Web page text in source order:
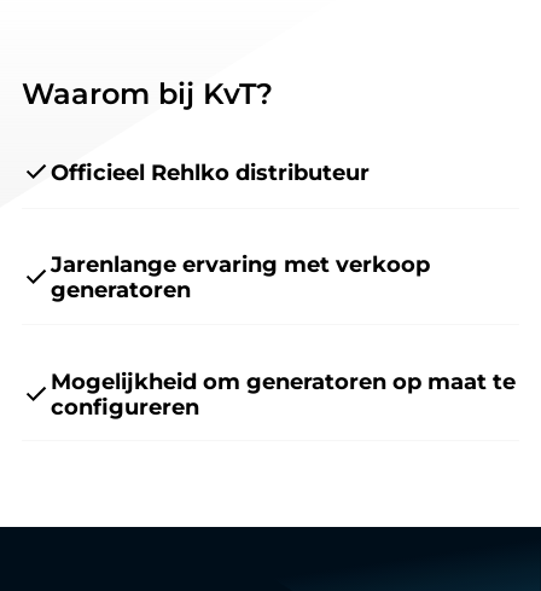
Waarom bij KvT?
Officieel Rehlko distributeur
Jarenlange ervaring met verkoop
generatoren
Mogelijkheid om generatoren op maat te
configureren